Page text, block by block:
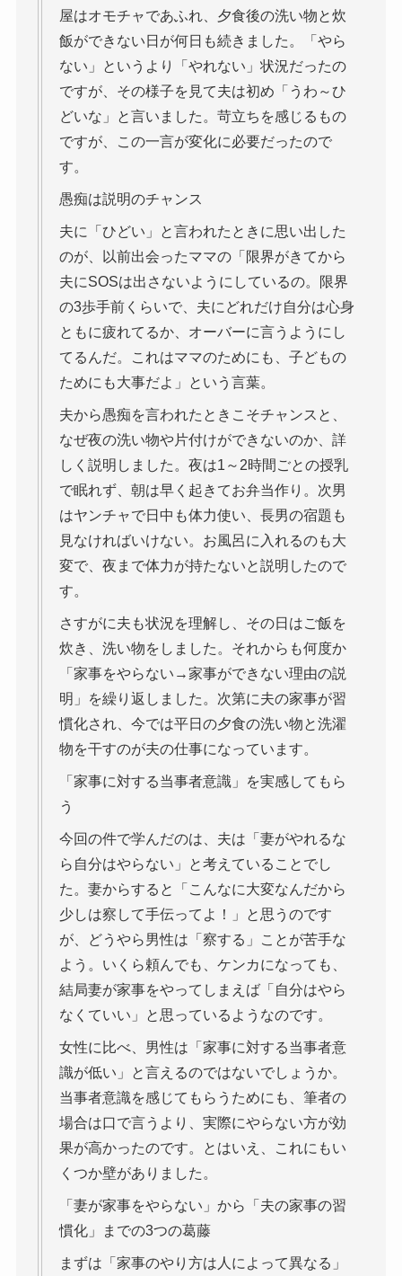
屋はオモチャであふれ、夕食後の洗い物と炊
飯ができない日が何日も続きました。「やら
ない」というより「やれない」状況だったの
ですが、その様子を見て夫は初め「うわ～ひ
どいな」と言いました。苛立ちを感じるもの
ですが、この一言が変化に必要だったので
す。
愚痴は説明のチャンス
夫に「ひどい」と言われたときに思い出した
のが、以前出会ったママの「限界がきてから
夫にSOSは出さないようにしているの。限界
の3歩手前くらいで、夫にどれだけ自分は心身
ともに疲れてるか、オーバーに言うようにし
てるんだ。これはママのためにも、子どもの
ためにも大事だよ」という言葉。
夫から愚痴を言われたときこそチャンスと、
なぜ夜の洗い物や片付けができないのか、詳
しく説明しました。夜は1～2時間ごとの授乳
で眠れず、朝は早く起きてお弁当作り。次男
はヤンチャで日中も体力使い、長男の宿題も
見なければいけない。お風呂に入れるのも大
変で、夜まで体力が持たないと説明したので
す。
さすがに夫も状況を理解し、その日はご飯を
炊き、洗い物をしました。それからも何度か
「家事をやらない→家事ができない理由の説
明」を繰り返しました。次第に夫の家事が習
慣化され、今では平日の夕食の洗い物と洗濯
物を干すのが夫の仕事になっています。
「家事に対する当事者意識」を実感してもら
う
今回の件で学んだのは、夫は「妻がやれるな
ら自分はやらない」と考えていることでし
た。妻からすると「こんなに大変なんだから
少しは察して手伝ってよ！」と思うのです
が、どうやら男性は「察する」ことが苦手な
よう。いくら頼んでも、ケンカになっても、
結局妻が家事をやってしまえば「自分はやら
なくていい」と思っているようなのです。
女性に比べ、男性は「家事に対する当事者意
識が低い」と言えるのではないでしょうか。
当事者意識を感じてもらうためにも、筆者の
場合は口で言うより、実際にやらない方が効
果が高かったのです。とはいえ、これにもい
くつか壁がありました。
「妻が家事をやらない」から「夫の家事の習
慣化」までの3つの葛藤
まずは「家事のやり方は人によって異なる」